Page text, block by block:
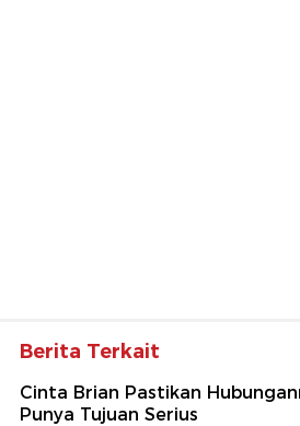
Berita Terkait
Cinta Brian Pastikan
Punya Tujuan Serius